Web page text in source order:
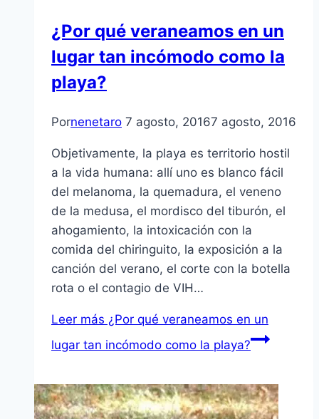
¿Por qué veraneamos en un
lugar tan incómodo como la
playa?
Pornenetaro 7 agosto, 20167 agosto, 2016
Objetivamente, la playa es territorio hostil
a la vida humana: allí uno es blanco fácil
del melanoma, la quemadura, el veneno
de la medusa, el mordisco del tiburón, el
ahogamiento, la intoxicación con la
comida del chiringuito, la exposición a la
canción del verano, el corte con la botella
rota o el contagio de VIH…
Leer más ¿Por qué veraneamos en un
lugar tan incómodo como la playa?